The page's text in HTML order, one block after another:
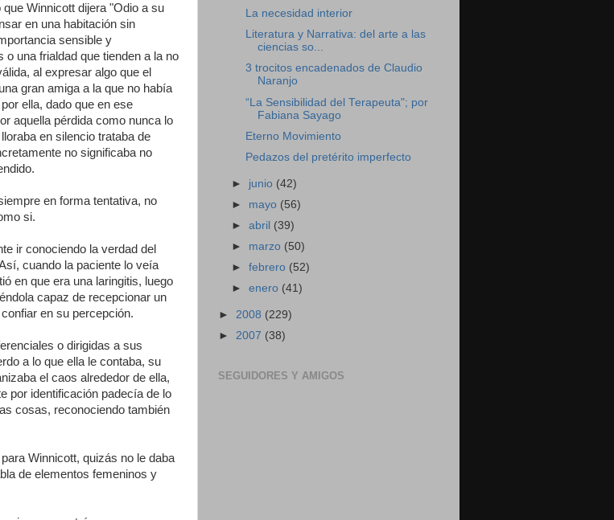
Winnicott dijera "Odio a su
en una habitación sin
sensible y
una frialdad que tienden a la no
al expresar algo que el
gran amiga a la que no había
ella, dado que en ese
aquella pérdida como nunca lo
en silencio trataba de
no significaba no
en forma tentativa, no
si.
ir conociendo la verdad del
cuando la paciente lo veía
en que era una laringitis, luego
capaz de recepcionar un
en su percepción.
o dirigidas a sus
a lo que ella le contaba, su
el caos alrededor de ella,
por identificación padecía de lo
cosas, reconociendo también
Winnicott, quizás no le daba
de elementos femeninos y
La necesidad interior
Literatura y Narrativa: del arte a las
ciencias so...
3 trocitos encadenados de Claudio
Naranjo
“La Sensibilidad del Terapeuta"; por
Fabiana Sayago
Eterno Movimiento
Pedazos del pretérito imperfecto
► junio (42)
► mayo (56)
►abril (39)
► marzo (50)
►febrero (52)
►enero (41)
► 2008 (229)
► 2007 (38)
SEGUIDORES Y AMIGOS